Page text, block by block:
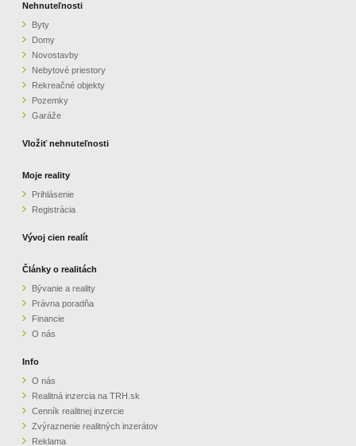
GARÁŽE
O NÁS
CENNÍK REALITNEJ INZERCIE
ZVÝRAZNENIE REALITNÝCH INZERÁTOV
PARTNERI
OBCHODNÉ PODMIENKY
KONTAKT
Nehnuteľnosti
Byty
Domy
Novostavby
Nebytové priestory
Rekreačné objekty
Pozemky
Garáže
Vložiť nehnuteľnosti
Moje reality
Prihlásenie
Registrácia
Vývoj cien realít
Články o realitách
Bývanie a reality
Právna poradňa
Financie
O nás
Info
O nás
Realitná inzercia na TRH.sk
Cenník realitnej inzercie
Zvýraznenie realitných inzerátov
Reklama